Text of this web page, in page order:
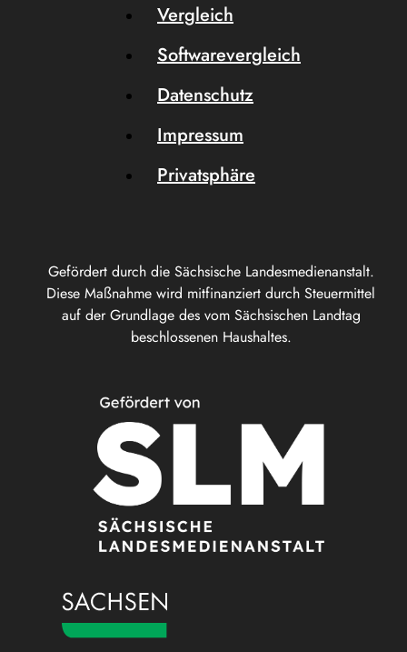
Gefördert durch die Sächsische Landesmedienanstalt.
Diese Maßnahme wird mitfinanziert durch Steuermittel
auf der Grundlage des vom Sächsischen Landtag
beschlossenen Haushaltes.
Vergleich
Softwarevergleich
Datenschutz
Impressum
Privatsphäre